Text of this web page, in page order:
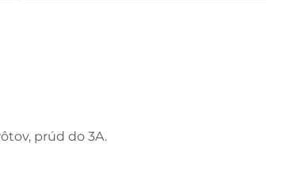
prúd do 3A.